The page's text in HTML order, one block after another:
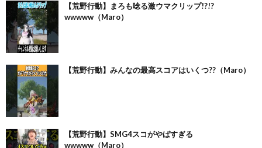
【荒野行動】まろも唸る激ウマクリップ!?!?
wwwww（Maro）
【荒野行動】みんなの最高スコアはいくつ??（Maro）
【荒野行動】SMG4スコがやばすぎる
wwwww（Maro）